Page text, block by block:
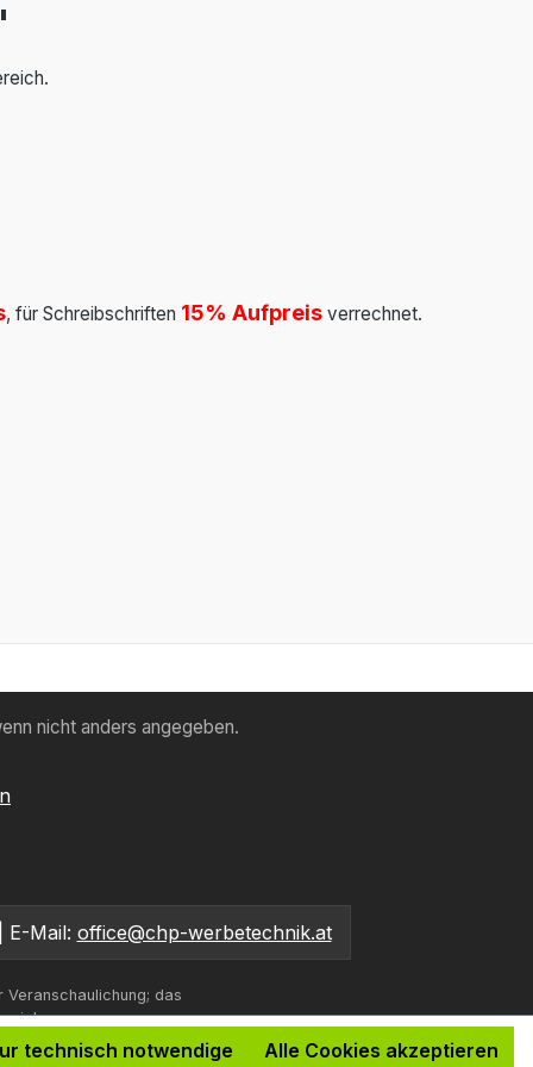
, für Schreibschriften 15% Aufpreis verrechnet.
nicht anders angegeben.
E-Mail: office@chp-werbetechnik.at
das
technisch notwendige Alle Cookies akzeptieren